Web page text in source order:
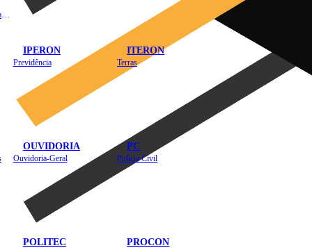
IPERON
Previdência
ITERON
Terras
OUVIDORIA
Ouvidoria-Geral
PC
Polícia Civil
POLITEC PROCON